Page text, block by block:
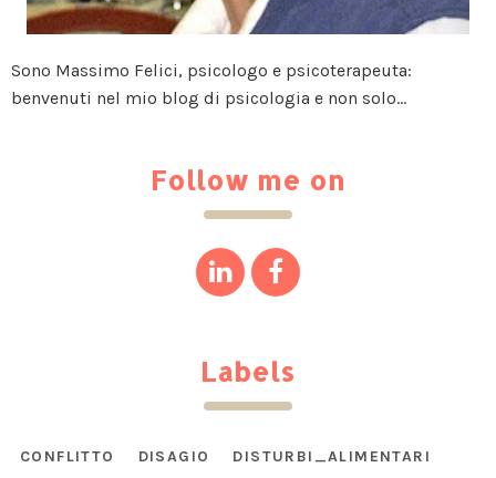
Sono Massimo Felici, psicologo e psicoterapeuta:
benvenuti nel mio blog di psicologia e non solo...
Follow me on
Labels
CONFLITTO DISAGIO DISTURBI_ALIMENTARI